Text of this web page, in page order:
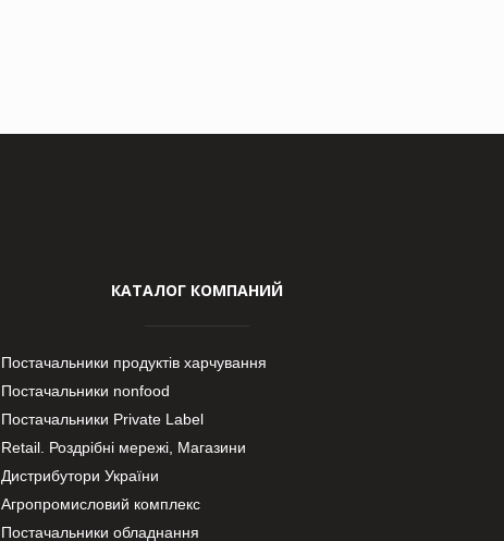
КАТАЛОГ КОМПАНИЙ
Постачальники продуктів харчування
Постачальники nonfood
Постачальники Private Label
Retail. Роздрібні мережі, Магазини
Дистрибутори України
Агропромисловий комплекс
Постачальники обладнання